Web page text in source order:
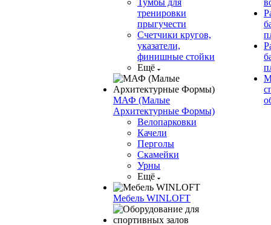
Тумбы для
тренировки
прыгучести
Счетчики кругов,
указатели,
финишные стойки
Ещё
МАФ (Малые
Архитектурные Формы)
Велопарковки
Качели
Перголы
Скамейки
Урны
Ещё
Мебель WINLOFT